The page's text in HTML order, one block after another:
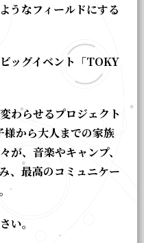
うなフィールドにする
ッグイベント「TOKY
わらせるプロジェクト
から大人までの家族
が、音楽やキャンプ、
、最高のコミュニケー
い。